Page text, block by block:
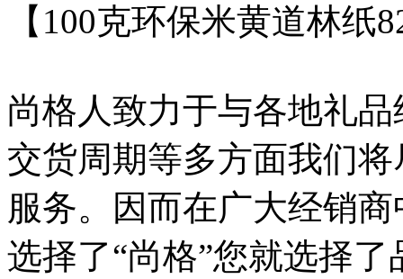
【100克环保米黄道林纸
尚格人致力于与各地礼
交货周期等多方面我们
服务。因而在广大经销
选择了“尚格”您就选择